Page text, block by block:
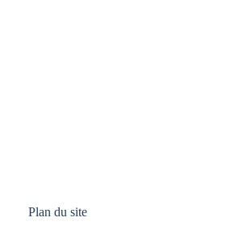
Plan du site